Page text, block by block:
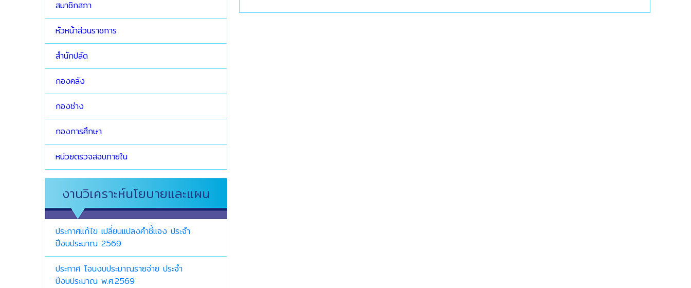
สมาชิกสภา
หัวหน้าส่วนราชการ
สำนักปลัด
กองคลัง
กองช่าง
กองการศึกษา
หน่วยตรวจสอบภายใน
งานวิเคราะห์นโยบายและแผน
ประกาศแก้ไข เปลี่ยนแปลงคำชี้แจง ประจำ
ปีงบประมาณ 2569
ประกาศ โอนงบประมาณรายจ่าย ประจำ
ปีงบประมาณ พ.ศ.2569